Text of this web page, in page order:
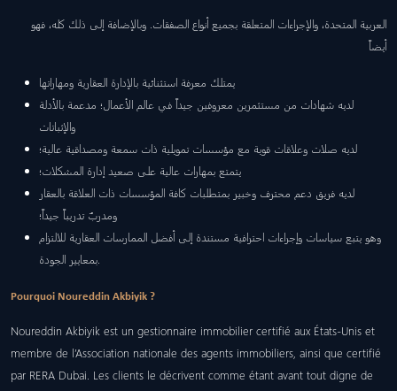
العربية المتحدة، والإجراءات المتعلقة بجميع أنواع الصفقات. وبالإضافة إلى ذلك كله، فهو
أيضاً
يمتلك معرفة استثنائية بالإدارة العقارية ومهاراتها
لديه شهادات من مستثمرين معروفين جيداً في عالم الأعمال؛ مدعمة بالأدلة
والإثباتات
لديه صلات وعلاقات قوية مع مؤسسات تمويلية ذات سمعة ومصداقية عالية؛
يتمتع بمهارات عالية على صعيد إدارة المشكلات؛
لديه فريق دعم محترف وخبير بمتطلبات كافة المؤسسات ذات العلاقة بالعقار
ومدربٌ تدريباً جيداً؛
وهو يتبع سياسات وإجراءات احترافية مستندة إلى أفضل الممارسات العقارية للالتزام
بمعايير الجودة.
Pourquoi Noureddin Akbiyik ?
Noureddin Akbiyik est un gestionnaire immobilier certifié aux États-Unis et
membre de l’Association nationale des agents immobiliers, ainsi que certifié
par RERA Dubai. Les clients le décrivent comme étant avant tout digne de